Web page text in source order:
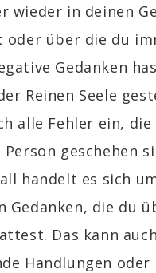
wieder in deinen
oder über die du
Gedanken
Reinen Seele
alle Fehler ein, die
geschehen
handelt es sich
Gedanken, die du
Das kann
Handlungen oder